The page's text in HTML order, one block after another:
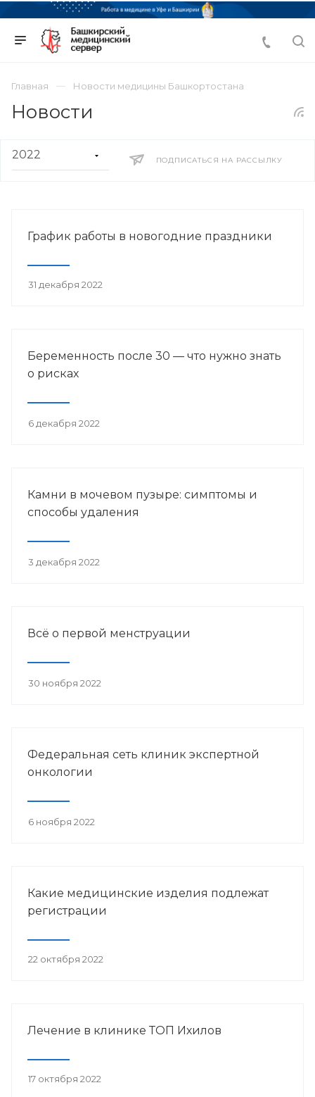
Главная Новости медицины Башкортостана
Новости
ПОДПИСАТЬСЯ НА РАССЫЛКУ
График работы в новогодние праздники
31 декабря 2022
Беременность после 30 — что нужно знать
о рисках
6 декабря 2022
Камни в мочевом пузыре: симптомы и
способы удаления
3 декабря 2022
Всё о первой менструации
30 ноября 2022
Федеральная сеть клиник экспертной
онкологии
6 ноября 2022
Какие медицинские изделия подлежат
регистрации
22 октября 2022
Лечение в клинике ТОП Ихилов
17 октября 2022